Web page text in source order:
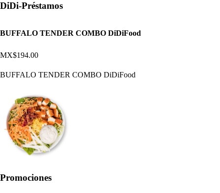
DiDi-Préstamos
BUFFALO TENDER COMBO DiDiFood
MX$194.00
BUFFALO TENDER COMBO DiDiFood
Promociones